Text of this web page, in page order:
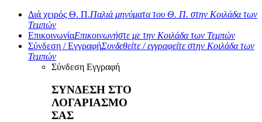
Διά χειρός Θ. Π.Παλιά μηνύματα του Θ. Π. στην Κοιλάδα των
Τεμπών
ΕπικοινωνίαΕπικοινωνήστε με την Κοιλάδα των Τεμπών
Σύνδεση / ΕγγραφήΣυνδεθείτε / εγγραφείτε στην Κοιλάδα των
Τεμπών
Σύνδεση Εγγραφή
ΣΥΝΔΕΣΗ ΣΤΟ
ΛΟΓΑΡΙΑΣΜΟ
ΣΑΣ